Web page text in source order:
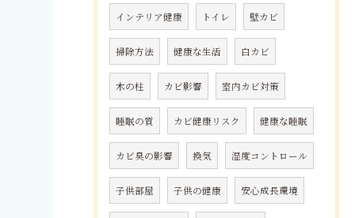
インテリア健康 トイレ 壁カビ
掃除方法 健康な生活 白カビ
木の柱 カビ影響 室内カビ対策
睡眠の質 カビ健康リスク 健康な睡眠
カビ臭の影響 換気 湿度コントロール
子供部屋 子供の健康 安心成長環境